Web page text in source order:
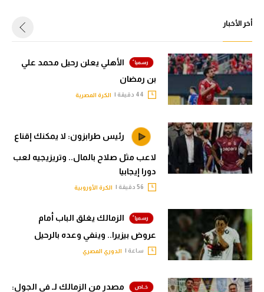
أخر الأخبار
الأهلي يعلن رحيل محمد علي
بن رمضان
الكرة المصرية
رئيس طرابزون: لا يمكنك إقناع
لاعب مثل صلاح بالمال.. وتريزيجيه لعب
دورا إيجابيا
الكرة الأوروبية
الزمالك يغلق الباب أمام
عروض بيزيرا.. وينفي وعده بالرحيل
ساعة | الدوري المصري
مصدر من الزمالك لـ في الجول: